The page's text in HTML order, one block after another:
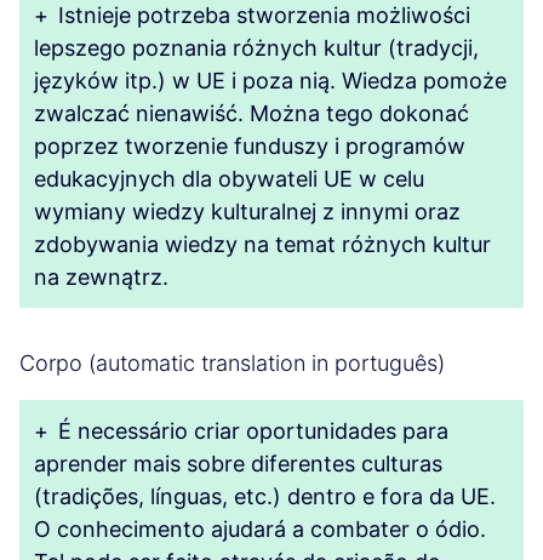
+ Istnieje potrzeba stworzenia możliwości
lepszego poznania różnych kultur (tradycji,
języków itp.) w UE i poza nią. Wiedza pomoże
zwalczać nienawiść. Można tego dokonać
poprzez tworzenie funduszy i programów
edukacyjnych dla obywateli UE w celu
wymiany wiedzy kulturalnej z innymi oraz
zdobywania wiedzy na temat różnych kultur
na zewnątrz.
Corpo (automatic translation in português)
+ É necessário criar oportunidades para
aprender mais sobre diferentes culturas
(tradições, línguas, etc.) dentro e fora da UE.
O conhecimento ajudará a combater o ódio.